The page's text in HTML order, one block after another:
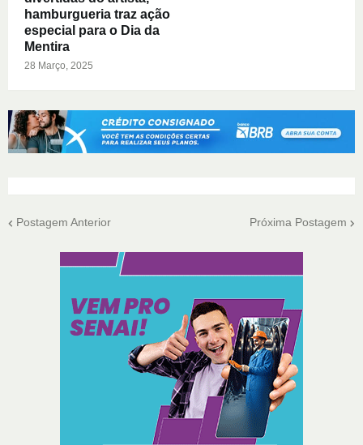
hamburgueria traz ação
especial para o Dia da
Mentira
28 Março, 2025
Postagem Anterior Próxima Postagem